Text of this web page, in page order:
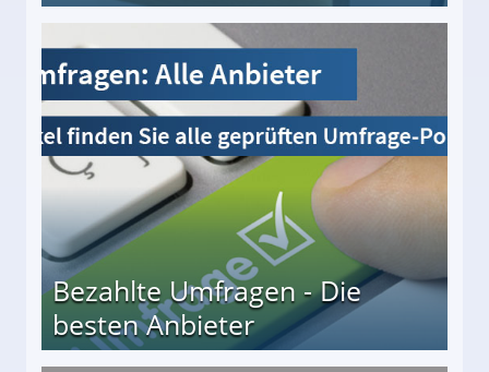
und wie viel?
Bezahlte Umfragen - Die
besten Anbieter